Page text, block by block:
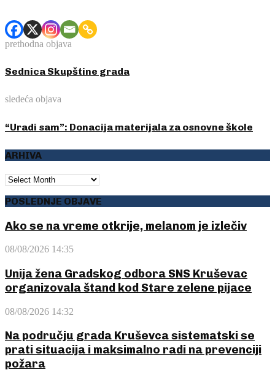
prethodna objava
Sednica Skupštine grada
sledeća objava
“Uradi sam”: Donacija materijala za osnovne škole
ARHIVA
ARHIVA
POSLEDNJE OBJAVE
Ako se na vreme otkrije, melanom je izlečiv
08/08/2026 14:35
Unija žena Gradskog odbora SNS Kruševac
organizovala štand kod Stare zelene pijace
08/08/2026 14:32
Na području grada Kruševca sistematski se
prati situacija i maksimalno radi na prevenciji
požara